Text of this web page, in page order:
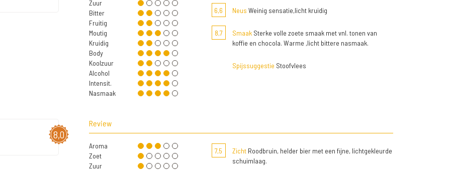
Zuur
Bitter
Fruitig
Moutig
Kruidig
Body
Koolzuur
Alcohol
Intensit.
Nasmaak
6,6 Neus Weinig sensatie,licht kruidig
8,7 SmaakSterke volle zoete smaak met vnl. tonen van
koffie en chocola. Warme ,licht bittere nasmaak.
Spijssuggestie Stoofvlees
8,0
Review
Aroma
Zoet
Zuur
7,5 ZichtRoodbruin, helder bier met een fijne, lichtgekleurde
schuimlaag.